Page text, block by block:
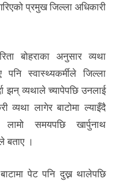
प्रमुख जिल्ला अधिकारी
बोहराका अनुसार व्यथा
पनि स्वास्थ्यकर्मीले जिल्ला
झन् व्यथाले च्यापेपछि उनलाई
व्यथा लागेर बाटोमा ल्याइँदै
समयपछि खार्पुनाथ
बताए ।
पेट पनि दुख्न थालेपछि